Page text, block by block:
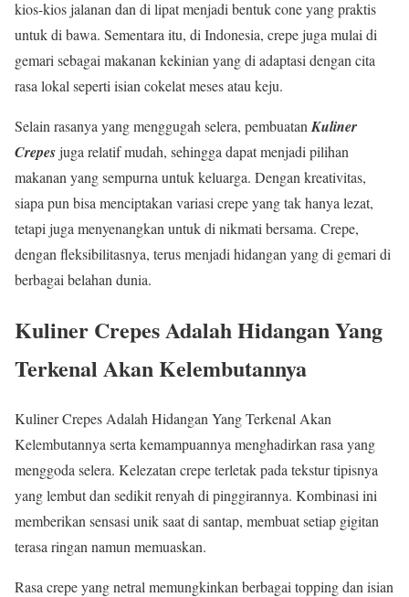
kios-kios jalanan dan di lipat menjadi bentuk cone yang praktis
untuk di bawa. Sementara itu, di Indonesia, crepe juga mulai di
gemari sebagai makanan kekinian yang di adaptasi dengan cita
rasa lokal seperti isian cokelat meses atau keju.
Selain rasanya yang menggugah selera, pembuatan Kuliner
Crepesjuga relatif mudah, sehingga dapat menjadi pilihan
makanan yang sempurna untuk keluarga. Dengan kreativitas,
siapa pun bisa menciptakan variasi crepe yang tak hanya lezat,
tetapi juga menyenangkan untuk di nikmati bersama. Crepe,
dengan fleksibilitasnya, terus menjadi hidangan yang di gemari di
berbagai belahan dunia.
Kuliner Crepes Adalah Hidangan Yang
Terkenal Akan Kelembutannya
KulinerCrepes Adalah Hidangan Yang Terkenal Akan
Kelembutannya serta kemampuannya menghadirkan rasa yang
menggoda selera. Kelezatan crepe terletak pada tekstur tipisnya
yang lembut dan sedikit renyah di pinggirannya. Kombinasi ini
memberikan sensasi unik saat di santap, membuat setiap gigitan
terasa ringan namun memuaskan.
Rasa crepe yang netral memungkinkan berbagai topping dan isian